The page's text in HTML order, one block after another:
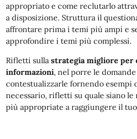
appropriato e come reclutarlo
a disposizione. Struttura il
affrontare prima i temi più ampi e
approfondire i temi più complessi.
Rifletti sulla strategia migliore per
informazioni, nel porre le
contestualizzarle fornendo esempi
necessario, rifletti su quale siano le
più appropriate a raggiungere il